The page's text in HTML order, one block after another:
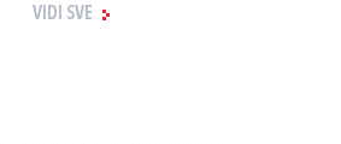
VIDI SVE